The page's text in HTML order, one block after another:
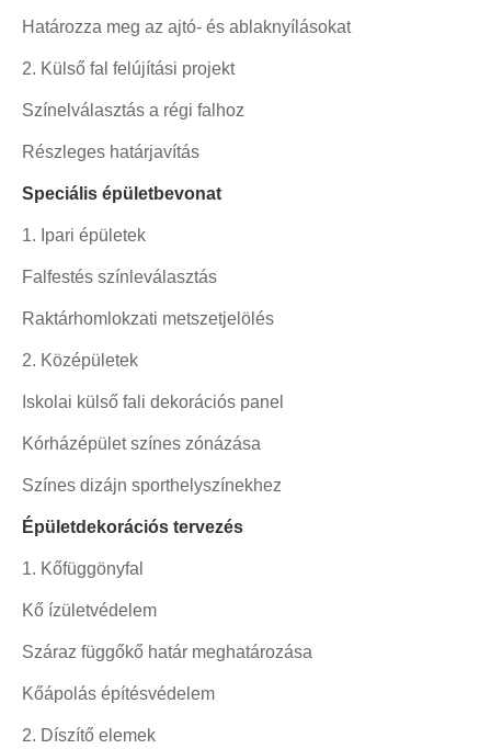
Határozza meg az ajtó- és ablaknyílásokat
2. Külső fal felújítási projekt
Színelválasztás a régi falhoz
Részleges határjavítás
Speciális épületbevonat
1. Ipari épületek
Falfestés színleválasztás
Raktárhomlokzati metszetjelölés
2. Középületek
Iskolai külső fali dekorációs panel
Kórházépület színes zónázása
Színes dizájn sporthelyszínekhez
Épületdekorációs tervezés
1. Kőfüggönyfal
Kő ízületvédelem
Száraz függőkő határ meghatározása
Kőápolás építésvédelem
2. Díszítő elemek